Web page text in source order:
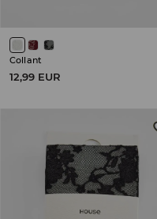
Collant
12,99 EUR